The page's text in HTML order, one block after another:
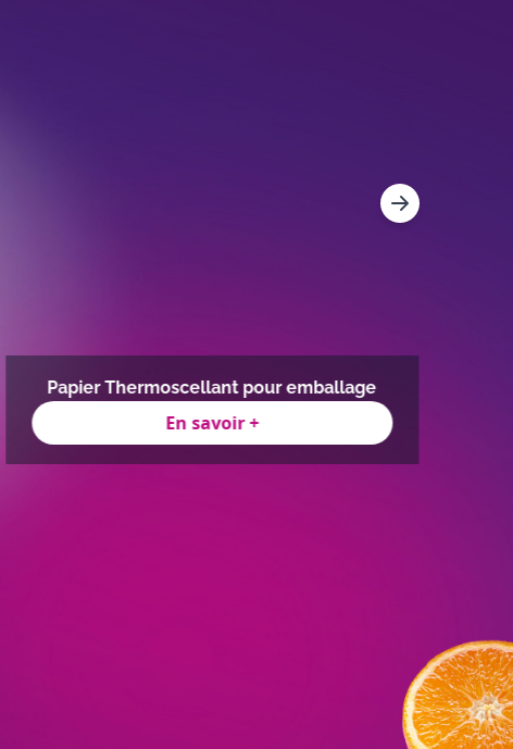
Papier Thermoscellant pour emballage
En savoir +